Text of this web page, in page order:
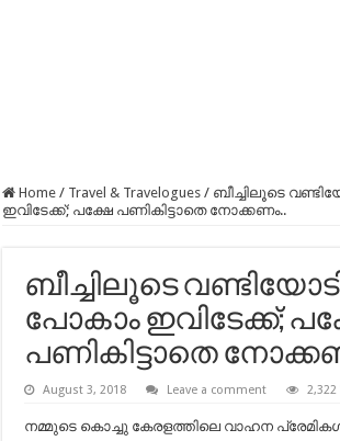
Home / Travel & Travelogues / ബീച്ചിലൂടെ
ഇവിടേക്ക്; പക്ഷേ പണികിട്ടാതെ നോക്കണം..
ബീച്ചിലൂടെ
പോകാം ഇവിടേക്ക്;
പണികിട്ടാതെ
August 3, 2018 Leave a comment 2,322
നമ്മുടെ കൊച്ചു കേരളത്തിലെ വാഹന